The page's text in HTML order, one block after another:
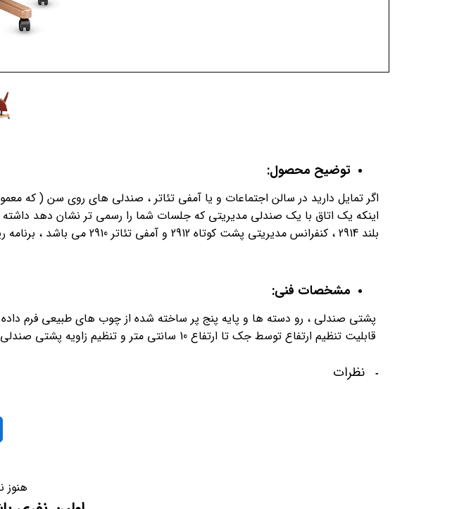
توضیح محصول:
اگر تمایل دارید در سالن اجتماعات و یا آمفی تئاتر ، صندلی های روی سن ( که
بلند 2914 ، کنفرانس مدیریتی پشت کوتاه 2912 و آمفی تئاتر 2910 می باشد ، برنامه ریزی کنید.
مشخصات فنی:
پشتی صندلی ، رو دسته ها و پایه پنج پر ساخته شده از چوب های طبیعی فرم
قابلیت تنظیم ارتفاع توسط جک تا ارتفاع 10 سانتی متر و تنظیم زاویه پشتی صندلی توسط مکانیزم
نظرات